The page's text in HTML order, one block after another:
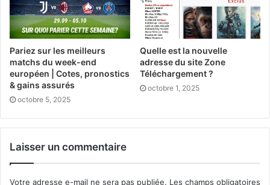
Pariez sur les meilleurs
matchs du week-end
européen | Cotes, pronostics
& gains assurés
octobre 5, 2025
Quelle est la nouvelle
adresse du site Zone
Téléchargement ?
octobre 1, 2025
Laisser un commentaire
Votre adresse e-mail ne sera pas publiée. Les champs obligatoires